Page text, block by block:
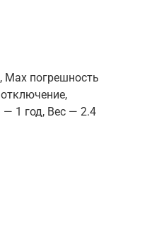
Max погрешность
— 1 год, Вес — 2.4